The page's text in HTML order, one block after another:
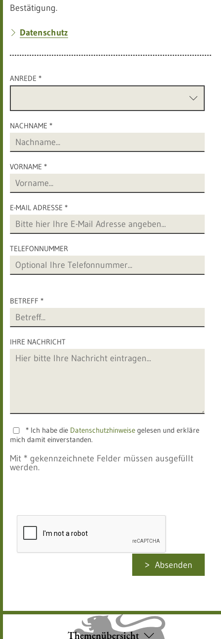
Bestätigung.
Datenschutz
ANREDE *
NACHNAME *
VORNAME *
E-MAIL ADRESSE *
TELEFONNUMMER
BETREFF *
IHRE NACHRICHT
* Ich habe die Datenschutzhinweise gelesen und erkläre
mich damit einverstanden.
Mit * gekennzeichnete Felder müssen ausgefüllt
werden.
Absenden
Themenübersicht